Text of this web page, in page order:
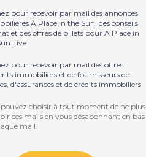
pour recevoir par mail des annonces
A Place in the Sun, des conseils
et des offres de billets pour A Place in
Live
pour recevoir par mail des offres
immobiliers et de fournisseurs de
d'assurances et de crédits immobiliers
pouvez choisir à tout moment de ne plus
ces mails en vous désabonnant en bas
mail.